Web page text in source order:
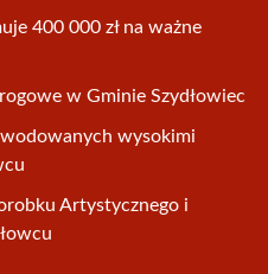
400 000 zł na ważne
w Gminie Szydłowiec
wysokimi
Artystycznego i